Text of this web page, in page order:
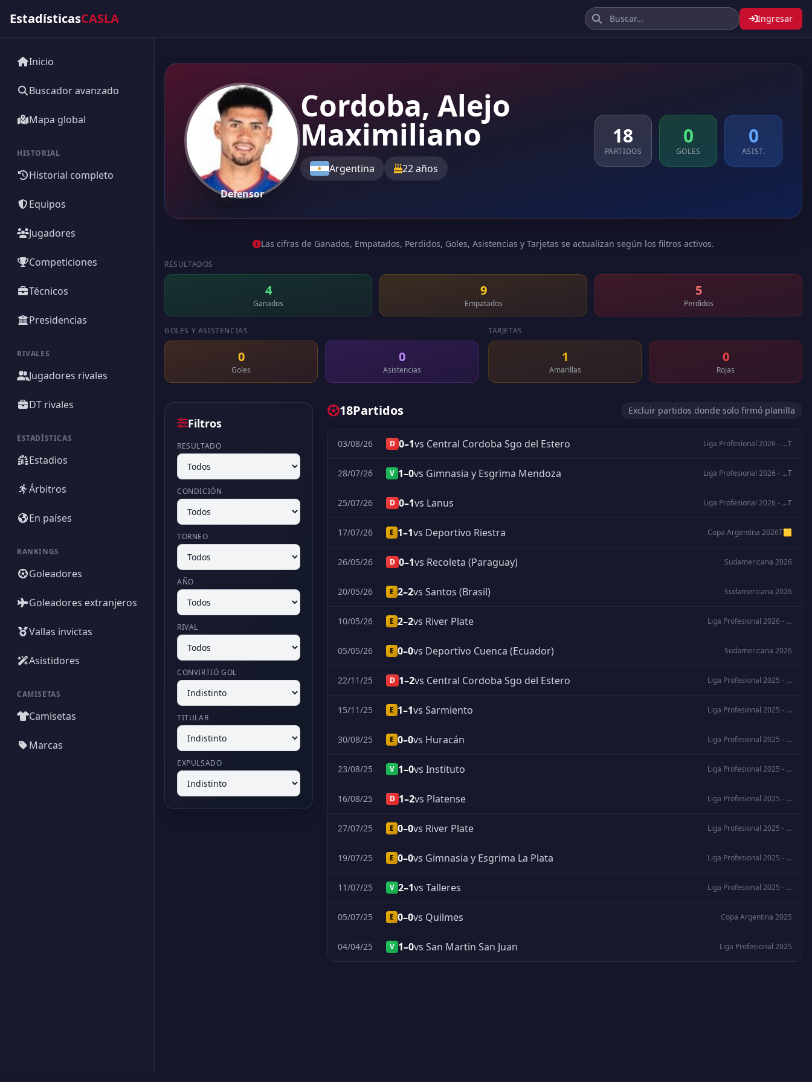
EstadísticasCASLA Ingresar
Inicio
Buscador avanzado
Mapa global
HISTORIAL
Historial completo
Equipos
Jugadores
Competiciones
Técnicos
Presidencias
RIVALES
Jugadores rivales
DT rivales
ESTADÍSTICAS
Estadios
Árbitros
En países
RANKINGS
Goleadores
Goleadores extranjeros
Vallas invictas
Asistidores
CAMISETAS
Camisetas
Marcas
Defensor
Cordoba, Alejo
Maximiliano
Argentina 22 años
18
PARTIDOS
0
GOLES
0
ASIST.
Las cifras de Ganados, Empatados, Perdidos, Goles, Asistencias y Tarjetas se actualizan según los filtros activos.
RESULTADOS
4
Ganados
9
Empatados
5
Perdidos
GOLES Y ASISTENCIAS
0
Goles
0
Asistencias
TARJETAS
1
Amarillas
0
Rojas
Filtros
RESULTADO
CONDICIÓN
TORNEO
AÑO
RIVAL
CONVIRTIÓ GOL
TITULAR
EXPULSADO
18Partidos Excluir partidos donde solo firmó planilla
03/08/26 D 0–1vs Central Cordoba Sgo del Estero Liga Profesional 2026 - ClausuraT
28/07/26 V 1–0vs Gimnasia y Esgrima Mendoza Liga Profesional 2026 - ClausuraT
25/07/26 D 0–1vs Lanus Liga Profesional 2026 - ClausuraT
17/07/26 E 1–1vs Deportivo Riestra Copa Argentina 2026T🟨
26/05/26 D 0–1vs Recoleta (Paraguay) Sudamericana 2026
20/05/26 E 2–2vs Santos (Brasil) Sudamericana 2026
10/05/26 E 2–2vs River Plate Liga Profesional 2026 - Apertura
05/05/26 E 0–0vs Deportivo Cuenca (Ecuador) Sudamericana 2026
22/11/25 D 1–2vs Central Cordoba Sgo del Estero Liga Profesional 2025 - Clausura
15/11/25 E 1–1vs Sarmiento Liga Profesional 2025 - Clausura
30/08/25 E 0–0vs Huracán Liga Profesional 2025 - Clausura
23/08/25 V 1–0vs Instituto Liga Profesional 2025 - Clausura
16/08/25 D 1–2vs Platense Liga Profesional 2025 - Clausura
27/07/25 E 0–0vs River Plate Liga Profesional 2025 - Clausura
19/07/25 E 0–0vs Gimnasia y Esgrima La Plata Liga Profesional 2025 - Clausura
11/07/25 V 2–1vs Talleres Liga Profesional 2025 - Clausura
05/07/25 E 0–0vs Quilmes Copa Argentina 2025
04/04/25 V 1–0vs San Martin San Juan Liga Profesional 2025